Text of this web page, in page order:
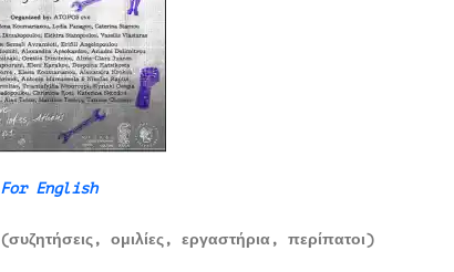
For English
ομιλίες, εργαστήρια, περίπατοι)